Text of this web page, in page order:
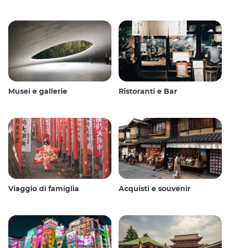
Musei e gallerie Ristoranti e Bar
Viaggio di famiglia Acquisti e souvenir